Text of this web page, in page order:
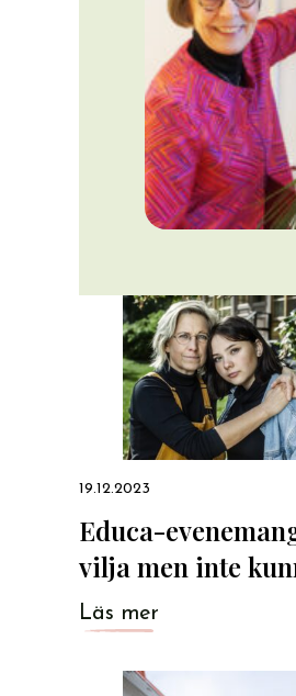
19.12.2023
Educa-
vilja men inte
Läs mer